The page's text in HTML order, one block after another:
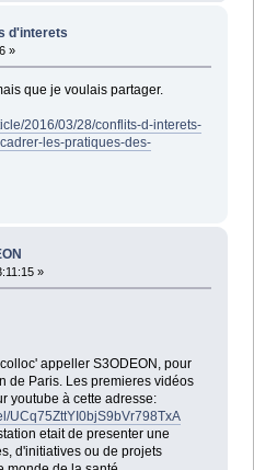
d'interets
»
que je voulais partager.
2016/03/28/conflits-d-interets-
les-pratiques-des-
»
appeller S3ODEON, pour
de Paris. Les premieres vidéos
youtube à cette adresse:
UCq75ZttYI0bjS9bVr798TxA
etait de presenter une
d'initiatives ou de projets